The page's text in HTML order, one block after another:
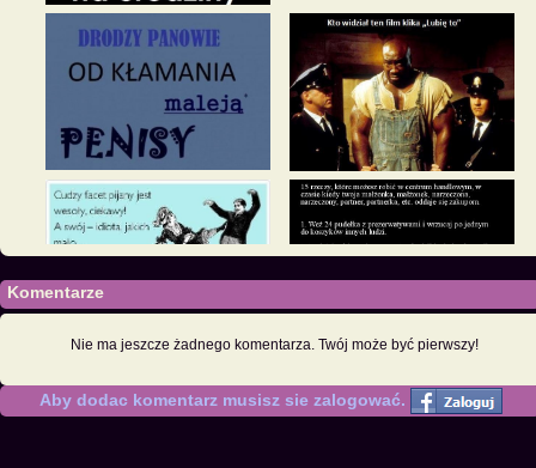
Komentarze
Nie ma jeszcze żadnego komentarza. Twój może być pierwszy!
Aby dodac komentarz musisz sie zalogować.